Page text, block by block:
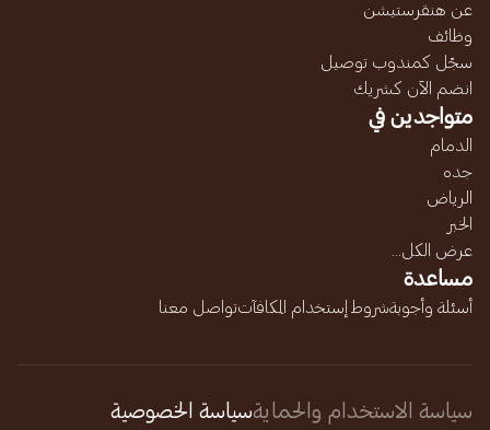
عن هنقرستيشن
وظائف
سجّل كمندوب توصيل
انضم الآن كشريك
متواجدين في
الدمام
جده
الرياض
الخبر
عرض الكل...
مساعدة
أسئلة وأجوبةشروط إستخدام المكافآتتواصل معنا
سياسة الاستخدام والحمايةسياسة الخصوصية